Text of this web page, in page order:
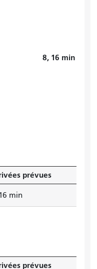
8, 16 min
prévues
min
prévues